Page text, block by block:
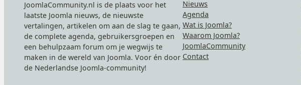
JoomlaCommunity.nl is de plaats voor het
laatste Joomla nieuws, de nieuwste
vertalingen, artikelen om aan de slag te gaan,
de complete agenda, gebruikersgroepen en
een behulpzaam forum om je wegwijs te
maken in de wereld van Joomla. Voor én door
de Nederlandse Joomla-community!
Nieuws
Agenda
Wat is Joomla?
Waarom Joomla?
JoomlaCommunity
Contact